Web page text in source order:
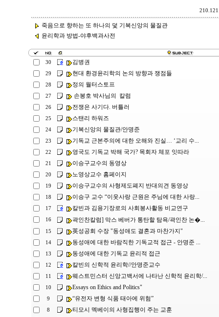
죽음으로 향하는 또 하나의 덫 기복신앙의 물질관
윤리학과 방법-야후백과사전
30 김병권
29 현대 환경윤리학의 논의 방향과 쟁점들
28 정의 월터스토프
27 손봉호 박사님의 칼럼
26 전쟁은 사기다. 버틀러
25 스탠리 하워즈
24 기복신앙의 물질관/안명준
23 기독교 근본주의에 대한 오해와 진실… ‘교리 수...
22 영국도 기독교 박해 국가? 목회자 체포 잇따라
21 이승구교수의 동영상
20 노영상교수 홈페이지
19 이승구교수의 사형제도폐지 반대의견 동영상
18 이승구 교수 “이웃사랑 근원은 주님에 대한 사랑...
17 칼빈과 김용기장로의 사회봉사활동 비교연구
16 곽인찬칼럼] 막스 베버가 통탄할 탐욕/곽인찬 논�...
15 英성공회 수장 "동성애도 결혼과 마찬가지"
14 동성애에 대한 바람직한 기독교적 접근 - 안명준 ...
13 동성애에 대한 기독교 윤리적 접근
12 칼빈의 신학적 윤리학//안명준교수
11 웨스트민스터 신앙고백서에 나타난 신학적 윤리학/...
10 Essays on Ethics and Politics"
9 “유전자 변형 식품 태아에 위험”
8 티모시 멕베이의 사형집행이 주는 교훈